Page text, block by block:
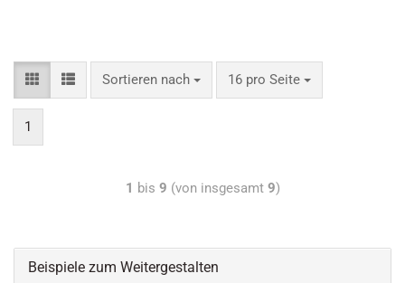
Sortieren nach 16 pro Seite
1
1 bis 9 (von insgesamt 9)
Beispiele zum Weitergestalten